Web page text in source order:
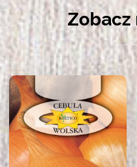
Zobacz